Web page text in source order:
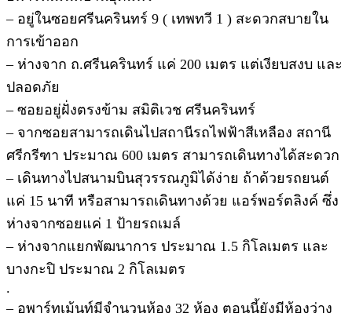
– อยู่ในซอยศรีนครินทร์ 9 ( เทพทวี 1 ) สะดวกสบายใน
การเข้าออก
– ห่างจาก ถ.ศรีนครินทร์ แค่ 200 เมตร แต่เงียบสงบ และ
ปลอดภัย
– ซอยอยู่ฝั่งตรงข้าม สมิติเวช ศรีนครินทร์
– จากซอยสามารถเดินไปสถานีรถไฟฟ้าสีเหลือง สถานี
ศรีกรีฑา ประมาณ 600 เมตร สามารถเดินทางได้สะดวก
– เดินทางไปสนามบินสุวรรณภูมิได้ง่าย ถ้าด้วยรถยนต์
แค่ 15 นาที หรือสามารถเดินทางด้วย แอร์พอร์ตลิงค์ ซึ่ง
ห่างจากซอยแค่ 1 ป้ายรถเมล์
– ห่างจากแยกพัฒนาการ ประมาณ 1.5 กิโลเมตร และ
บางกะปิ ประมาณ 2 กิโลเมตร
.
– อพาร์ทเม้นท์มีจำนวนห้อง 32 ห้อง ตอนนี้ยังมีห้องว่าง